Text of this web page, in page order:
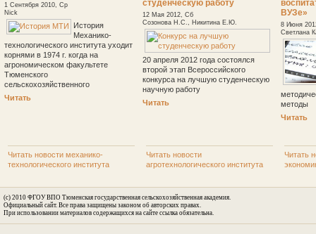
1 Сентября 2010, Ср
Nick
История
Механико-
технологического института уходит
корнями в 1974 г. когда на
агрономическом факультете
Тюменского
сельскохозяйственного
Читать
студенческую работу
12 Мая 2012, Сб
Созонова Н.С., Никитина Е.Ю.
20 апреля 2012 года состоялся
второй этап Всероссийского
конкурса на лучшую студенческую
научную работу
Читать
ВУЗе»
8 Июня
Светлана
методы
Читать
Читать новости механико-
технологического института
Читать новости
агротехнологического института
Читать
(c) 2010 ФГОУ ВПО Тюменская государственная сельскохозяйственная академия.
Официальный сайт. Все права защищены законом об авторских правах.
При использовании материалов содержащихся на сайте ссылка обязательна.